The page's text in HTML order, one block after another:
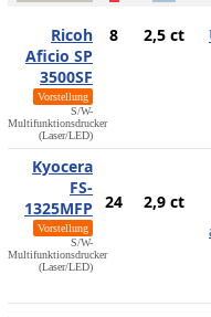
Ricoh
Aficio SP
3500SF
Vorstellung
S/W-
Multifunktionsdrucker
(Laser/LED)
8 2,5 ct
Kyocera
FS-
1325MFP
Vorstellung
S/W-
Multifunktionsdrucker
(Laser/LED)
24 2,9 ct